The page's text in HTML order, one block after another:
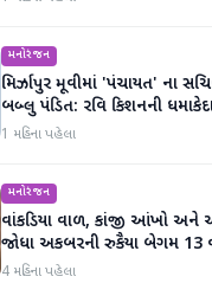
મનોરંજન
મિર્ઝાપુર મૂવીમાં 'પંચાયત' ના
બબ્લુ પંડિત: રવિ કિશનની
1 મહિના પહેલા
મનોરંજન
વાંકડિયા વાળ, કાંજી આંખો અને
જોધા અકબરની રુકૈયા બેગમ 13
બદલાઈ નથી
4 મહિના પહેલા